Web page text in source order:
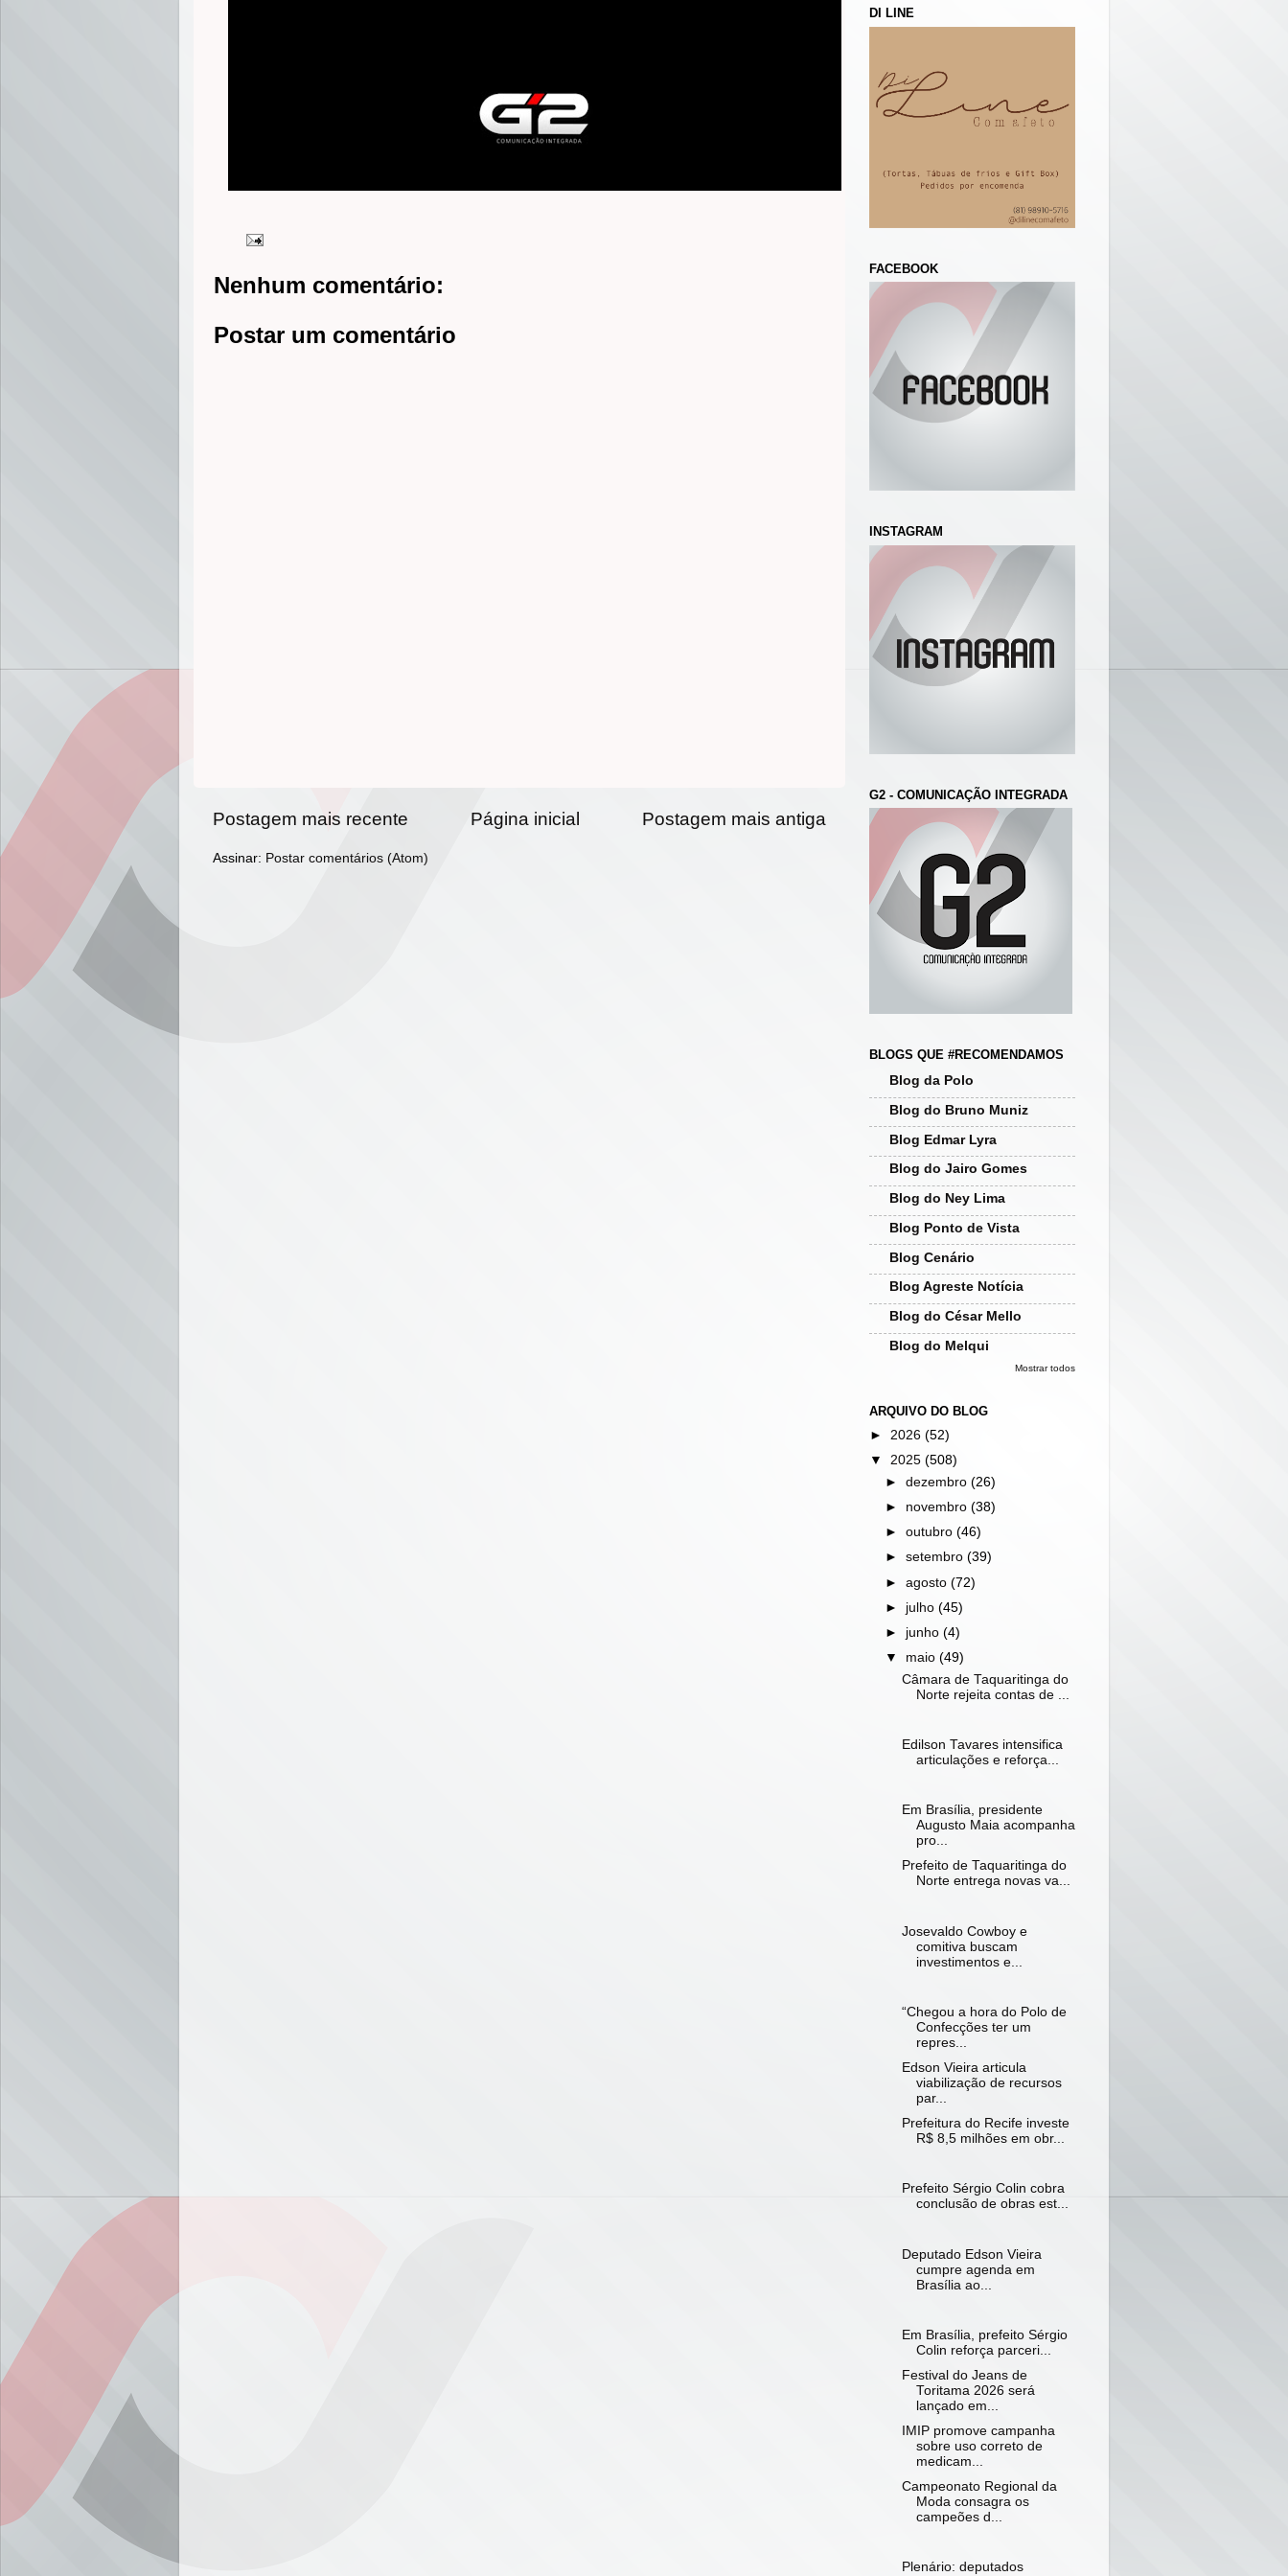
Nenhum comentário:
Postar um comentário
Postagem mais recente Postagem mais antiga
Página inicial
Assinar: Postar comentários (Atom)
DI LINE
FACEBOOK
INSTAGRAM
G2 - COMUNICAÇÃO INTEGRADA
BLOGS QUE #RECOMENDAMOS
Blog da Polo
Blog do Bruno Muniz
Blog Edmar Lyra
Blog do Jairo Gomes
Blog do Ney Lima
Blog Ponto de Vista
Blog Cenário
Blog Agreste Notícia
Blog do César Mello
Blog do Melqui
Mostrar todos
ARQUIVO DO BLOG
► 2026 (52)
▼ 2025 (508)
►dezembro(26)
► novembro(38)
►outubro(46)
►setembro(39)
►agosto(72)
► julho(45)
► junho(4)
▼ maio(49)
Câmara de Taquaritinga do
Norte rejeita contas de ...
Edilson Tavares intensifica
articulações e reforça...
Em Brasília, presidente
Augusto Maia acompanha
pro...
Prefeito de Taquaritinga do
Norte entrega novas va...
Josevaldo Cowboy e
comitiva buscam
investimentos e...
“Chegou a hora do Polo de
Confecções ter um
repres...
Edson Vieira articula
viabilização de recursos
par...
Prefeitura do Recife investe
R$ 8,5 milhões em obr...
Prefeito Sérgio Colin cobra
conclusão de obras est...
Deputado Edson Vieira
cumpre agenda em
Brasília ao...
Em Brasília, prefeito Sérgio
Colin reforça parceri...
Festival do Jeans de
Toritama 2026 será
lançado em...
IMIP promove campanha
sobre uso correto de
medicam...
Campeonato Regional da
Moda consagra os
campeões d...
Plenário: deputados